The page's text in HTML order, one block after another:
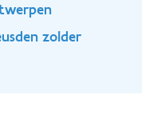
voor het op maat
zolder